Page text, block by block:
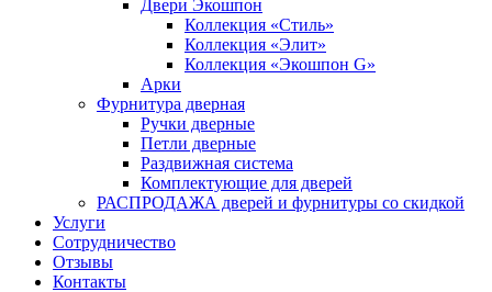
Двери Экошпон
Коллекция «Cтиль»
Коллекция «Элит»
Коллекция «Экошпон G»
Арки
Фурнитура дверная
Ручки дверные
Петли дверные
Раздвижная система
Комплектующие для дверей
РАСПРОДАЖА дверей и фурнитуры со скидкой
Услуги
Сотрудничество
Отзывы
Контакты